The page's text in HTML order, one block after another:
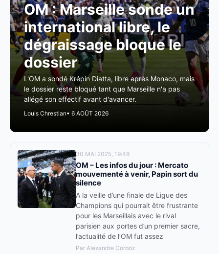
OM : Marseille sonde un
international libre, le
dégraissage bloque le
dossier
L'OM a sondé Krépin Diatta, libre après Monaco, mais
le dossier reste bloqué tant que Marseille n'a pas
allégé son effectif avant d'avancer.
Louis Chrestian• 6 AOÛT 2026
30 MAI 2025, 19:48
OM – Les infos du jour : Mercato
mouvementé à venir, Papin sort du
silence
A la veille d’une finale de Ligue des
Champions qui pourrait être frustrante
pour les Marseillais avec le rival
parisien aux portes d’un premier sacre,
l’actualité de l’OM fut assez
Par Alexandre Corboz